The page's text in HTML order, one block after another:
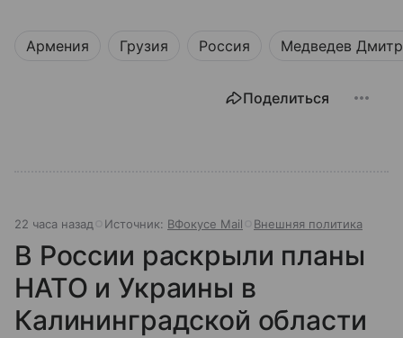
Армения Грузия Россия Медведев
Поделиться
22 часа назад Источник: ВФокусе Mail Внешняя политика
В России раскрыли планы
НАТО и Украины в
Калининградской области